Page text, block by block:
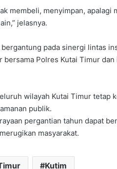
membeli, menyimpan, apalagi
jelasnya.
pada sinergi lintas
bersama Polres Kutai Timur
wilayah Kutai Timur tetap
publik.
pergantian tahun dapat
masyarakat.
Kutim